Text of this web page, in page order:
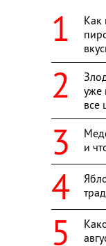
Как
уже
все
и